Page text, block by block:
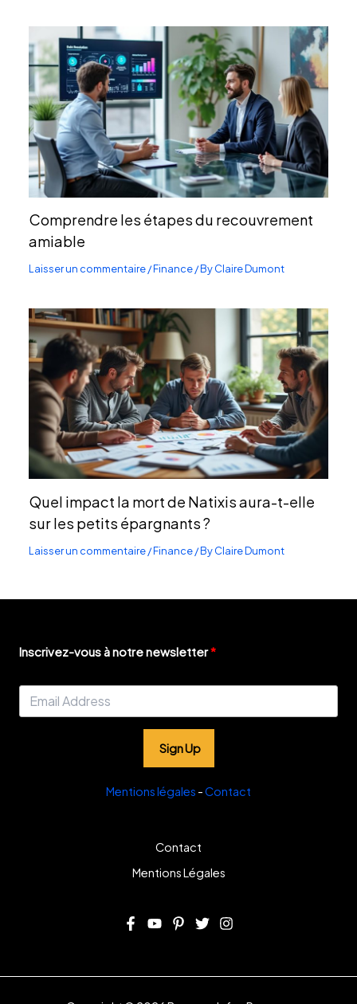
Comprendre les étapes du recouvrement
amiable
Laisser un commentaire/Finance/ ByClaire Dumont
Quel impact la mort de Natixis aura-t-elle
sur les petits épargnants ?
Laisser un commentaire/Finance/ ByClaire Dumont
Inscrivez-vous à notre newsletter
Sign Up
Mentions légales -Contact
Contact
Mentions Légales